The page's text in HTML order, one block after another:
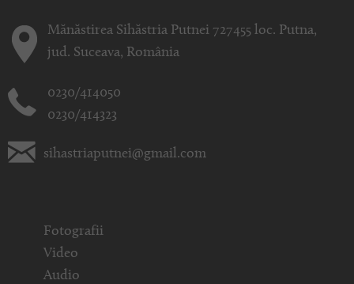
Mănăstirea Sihăstria Putnei 727455 loc. Putna,
jud. Suceava, România
0230/414050
0230/414323
sihastriaputnei@gmail.com
Fotografii
Video
Audio